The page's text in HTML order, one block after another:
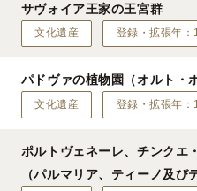
サヴォイア王家の王宮群
文化遺産 登録・拡張年
パドヴァの植物園（オルト・
文化遺産 登録・拡張年
ポルトヴェネーレ、チンクエ
（パルマリア、ティーノ及び